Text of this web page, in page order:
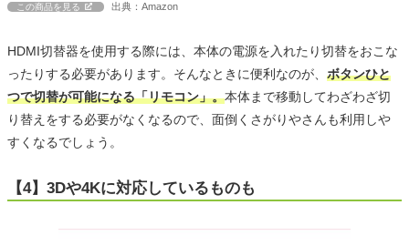
この商品を見る 出典：Amazon
HDMI切替器を使用する際には、本体の電源を入れたり切替をおこな
ったりする必要があります。そんなときに便利なのが、 ボタンひと
つで切替が可能になる「リモコン」。本体まで移動してわざわざ切
り替えをする必要がなくなるので、面倒くさがりやさんも利用しや
すくなるでしょう。
【4】3Dや4Kに対応しているものも